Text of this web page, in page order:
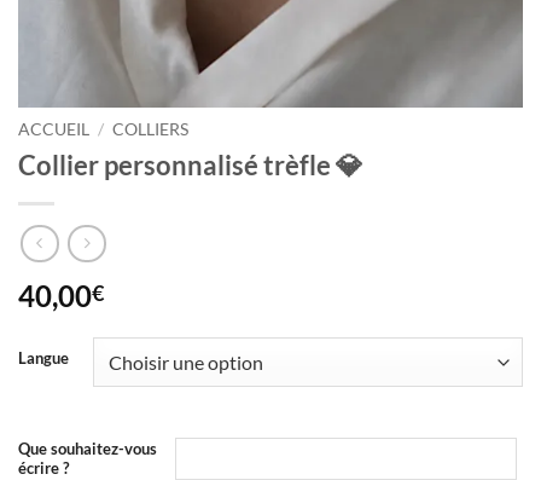
ACCUEIL / COLLIERS
Collier personnalisé trèfle 💎
40,00€
Langue
Que souhaitez-vous
écrire ?